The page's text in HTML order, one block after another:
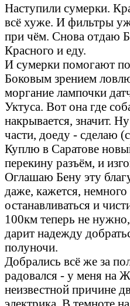
Наступили сумерки.
всё хуже. И фильтры
при чём. Снова отдаю
Красного и еду.
И сумерки помогают
Боковым зрением
моргание лампочки
Уктуса. Вот она где
накрывается, значит.
части, доеду - сделаю
Куплю в Саратове
перекину разъём, и
Оглашаю Бену эту
даже, кажется,
останавливаться и
100км теперь не
дарит надежду
полуночи.
Добрались всё же за
радовался - у меня на
неизвестной причине
электрика. В темноте